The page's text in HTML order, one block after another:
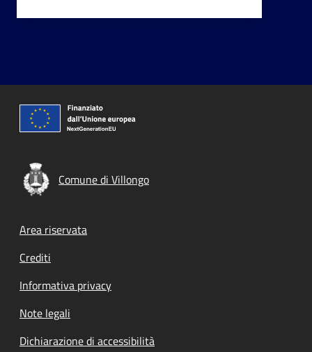
Comune di Villongo
Footer menu
Area riservata
Crediti
Informativa privacy
Note legali
Dichiarazione di accessibilità